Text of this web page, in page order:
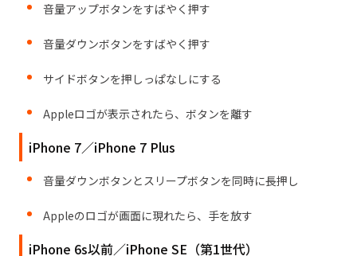
音量アップボタンをすばやく押す
音量ダウンボタンをすばやく押す
サイドボタンを押しっぱなしにする
Appleロゴが表示されたら、ボタンを離す
iPhone 7／iPhone 7 Plus
音量ダウンボタンとスリープボタンを同時に長押し
Appleのロゴが画面に現れたら、手を放す
iPhone 6s以前／iPhone SE（第1世代）